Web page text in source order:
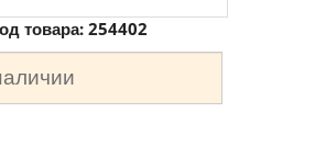
товара: 254402